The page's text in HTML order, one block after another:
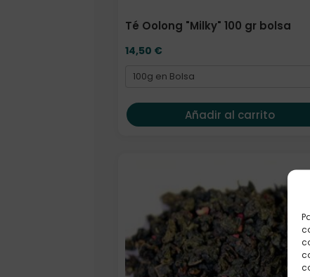
Té Oolong "Milky" 100 gr bolsa
14,50 €
Añadir al carrito